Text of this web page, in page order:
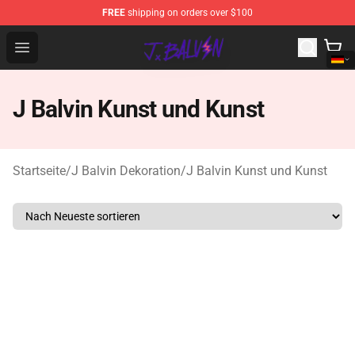
FREE shipping on orders over $100
Open menu
J Balvin Store - Official J Balvin Merchandise Shop
J Balvin Kunst und Kunst
Startseite/J Balvin Dekoration/J Balvin Kunst und Kunst